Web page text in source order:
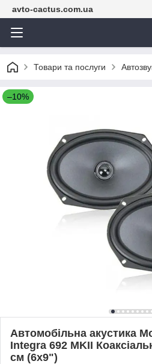
avto-cactus.com.ua
Товари та послуги
–10%
Автомобільна акустика
Integra 692 MKII
см (6х9")